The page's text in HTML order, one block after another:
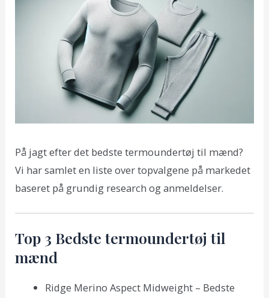
På jagt efter det bedste termoundertøj til mænd?
Vi har samlet en liste over topvalgene på markedet
baseret på grundig research og anmeldelser.
Top 3 Bedste termoundertøj til
mænd
Ridge Merino Aspect Midweight – Bedste